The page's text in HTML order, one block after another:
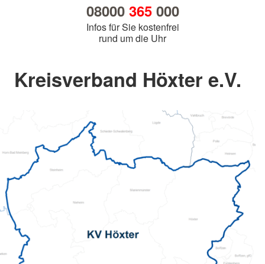
08000 365000
Infos für Sie kostenfrei
rund um die Uhr
Kreisverband Höxter e.V.